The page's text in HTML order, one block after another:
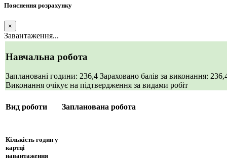
Пояснення розрахунку
×
Завантаження...
Навчальна робота
Заплановані години: 236,4 Зараховано балів за виконання:
Виконання очікує на підтвердження за видами робіт
Вид роботи Запланована робота
Кількість годин у
картці
навантаження